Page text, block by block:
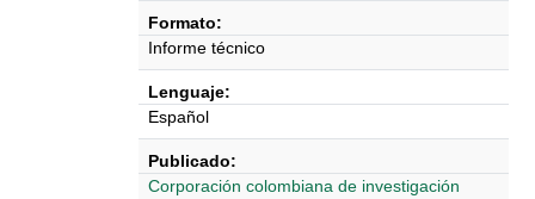
Formato:
Informe técnico
Lenguaje:
Español
Publicado:
‎‎Corporación colombiana de investigación